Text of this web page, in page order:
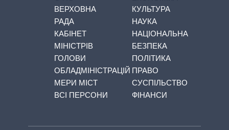
ВЕРХОВНА
РАДА
КАБІНЕТ
МІНІСТРІВ
ГОЛОВИ
ОБЛАДМІНІСТРАЦІЙ
МЕРИ МІСТ
ВСІ ПЕРСОНИ
КУЛЬТУРА
НАУКА
НАЦІОНАЛЬНА
БЕЗПЕКА
ПОЛІТИКА
ПРАВО
СУСПІЛЬСТВО
ФІНАНСИ